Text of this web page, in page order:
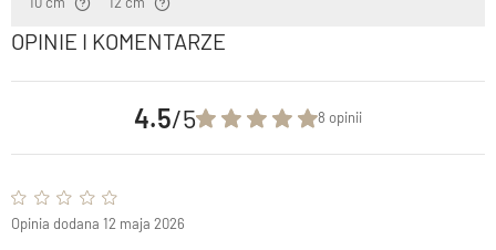
OPINIE I KOMENTARZE
4.5/5 8 opinii
Opinia dodana 12 maja 2026